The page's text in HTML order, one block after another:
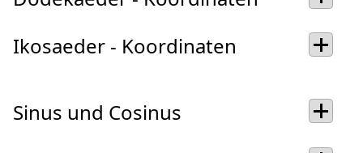
Ikosaeder - Koordinaten
Sinus und Cosinus